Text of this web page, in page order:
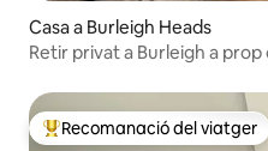
Casa a Burleigh Heads
Retir privat a Burleigh a prop
Principals recomanacions
Recomanació del viatger